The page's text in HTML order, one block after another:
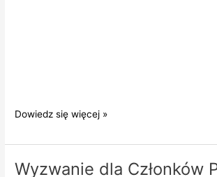
Jubileuszowa
GOT
Dowiedz się więcej »
Wyzwanie dla Członków